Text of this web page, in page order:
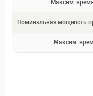
Максим.
Номинальная мощность
Максим.